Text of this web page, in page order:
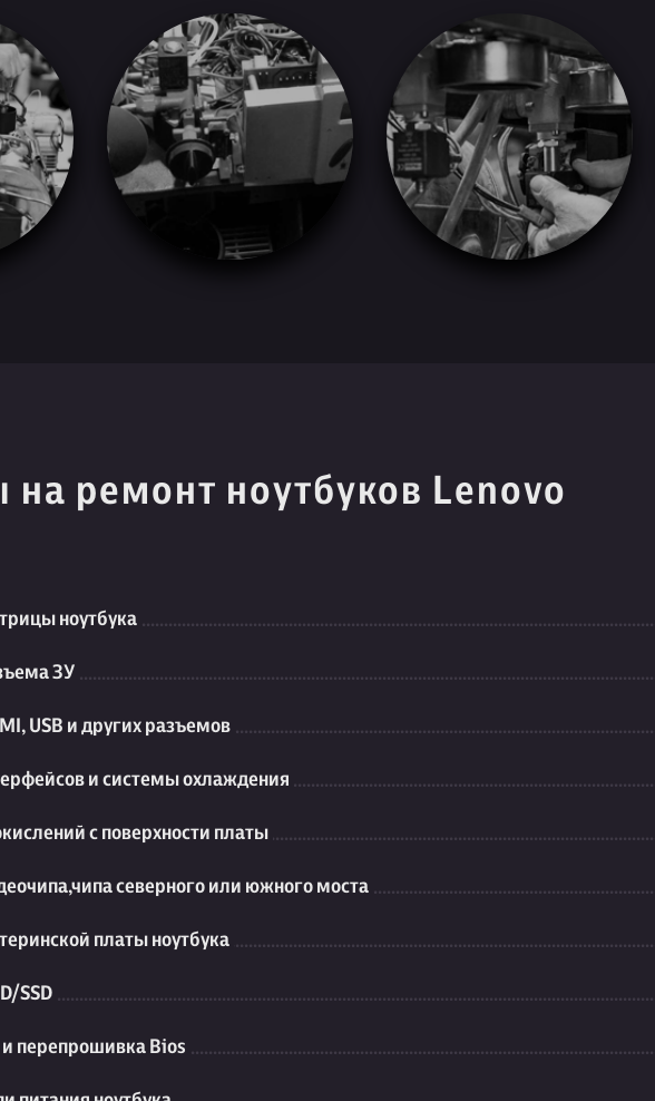
на ремонт ноутбуков Lenovo
ноутбука
ЗУ
USB и других разъемов
и системы охлаждения
с поверхности платы
северного или южного моста
платы ноутбука
SSD
перепрошивка Bios